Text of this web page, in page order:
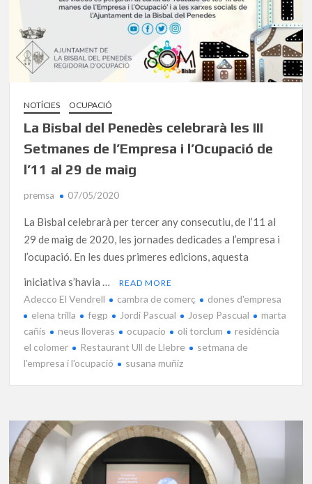
NOTÍCIES OCUPACIÓ
La Bisbal del Penedès celebrarà les III
Setmanes de l’Empresa i l’Ocupació de
l’11 al 29 de maig
premsa 07/05/2020
La Bisbal celebrarà per tercer any consecutiu, de l’11 al
29 de maig de 2020, les jornades dedicades a l’empresa i
l’ocupació. En les dues primeres edicions, aquesta
iniciativa s’havia …
READ MORE
Adecco El Vendrell cambra de comerç
dones d'empresa
elena trilla
fegp Jordi Pascual Josep Pascual
marta
cañís
neus lloveras ocupacio oli torclum
residència
el colomer
Restaurant Ull de Llebre
setmana de
l'empresa i l'ocupació
susana muñiz